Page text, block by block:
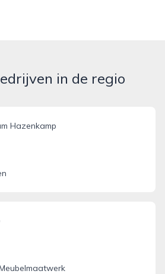
in de regio
Hazenkamp